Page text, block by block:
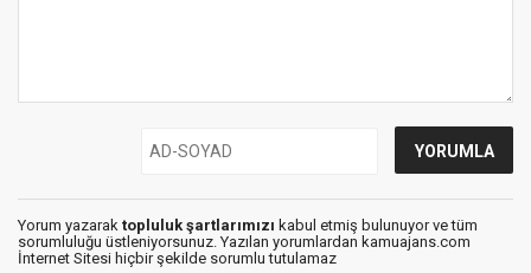
Yorum yazarak topluluk şartlarımızı kabul etmiş bulunuyor ve tüm
sorumluluğu üstleniyorsunuz. Yazılan yorumlardan kamuajans.com
İnternet Sitesi hiçbir şekilde sorumlu tutulamaz